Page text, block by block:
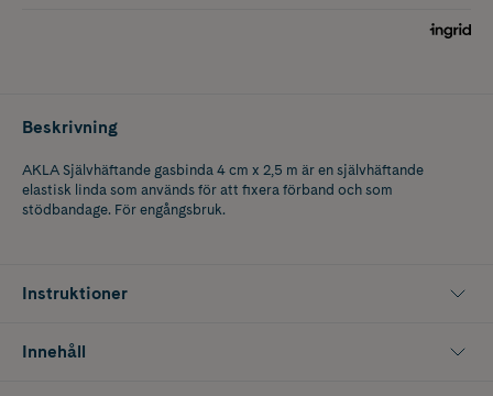
Beskrivning
AKLA Självhäftande gasbinda 4 cm x 2,5 m är en självhäftande
elastisk linda som används för att fixera förband och som
stödbandage. För engångsbruk.
Instruktioner
Innehåll